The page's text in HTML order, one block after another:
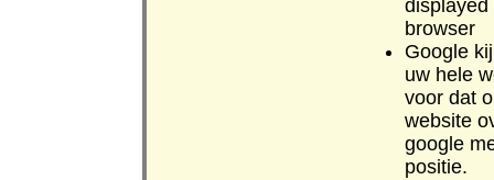
displayed
browser
Google
uw hele
voor dat
website
google
positie.